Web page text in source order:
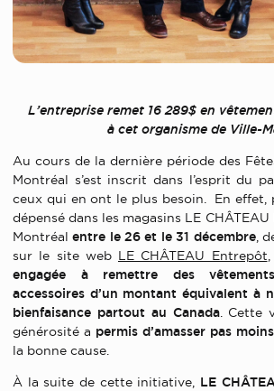
L’entreprise remet 16 289$ en
à cet organisme de Ville-
Au cours de la dernière période des
Montréal s’est inscrit dans l’esprit du
ceux qui en ont le plus besoin. En effet,
dépensé dans les magasins LE
Montréalentre le 26 et le 31 décembre,
sur le site web LE CHÂTEAU Entrepôt,
engagée à remettre des
accessoires d’un montant équivalent à
bienfaisance partout au Canada. Cette
générosité a permis d’amasser pas
la bonne cause.
À la suite de cette initiative, LE